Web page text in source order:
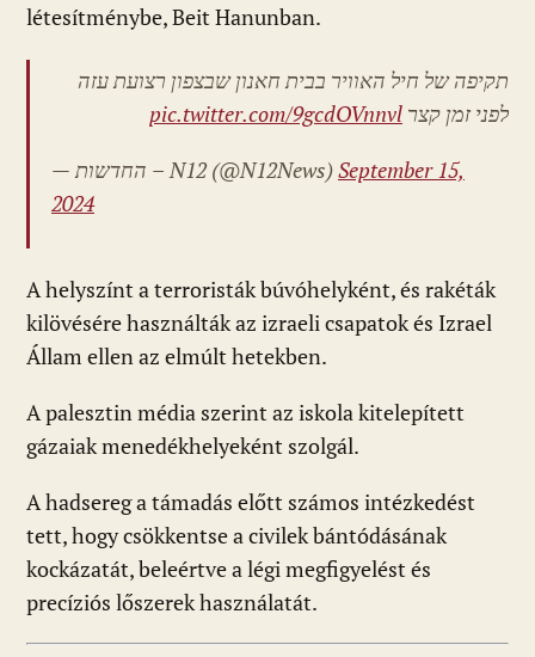
létesítménybe, Beit Hanunban.
תקיפה של חיל האוויר בבית חאנון שבצפון רצועת עזה
לפני זמן קצר pic.twitter.com/9gcdOVnnvl
— החדשות – N12 (@N12News)September 15,
2024
A helyszínt a terroristák búvóhelyként, és rakéták
kilövésére használták az izraeli csapatok és Izrael
Állam ellen az elmúlt hetekben.
A palesztin média szerint az iskola kitelepített
gázaiak menedékhelyeként szolgál.
A hadsereg a támadás előtt számos intézkedést
tett, hogy csökkentse a civilek bántódásának
kockázatát, beleértve a légi megfigyelést és
precíziós lőszerek használatát.